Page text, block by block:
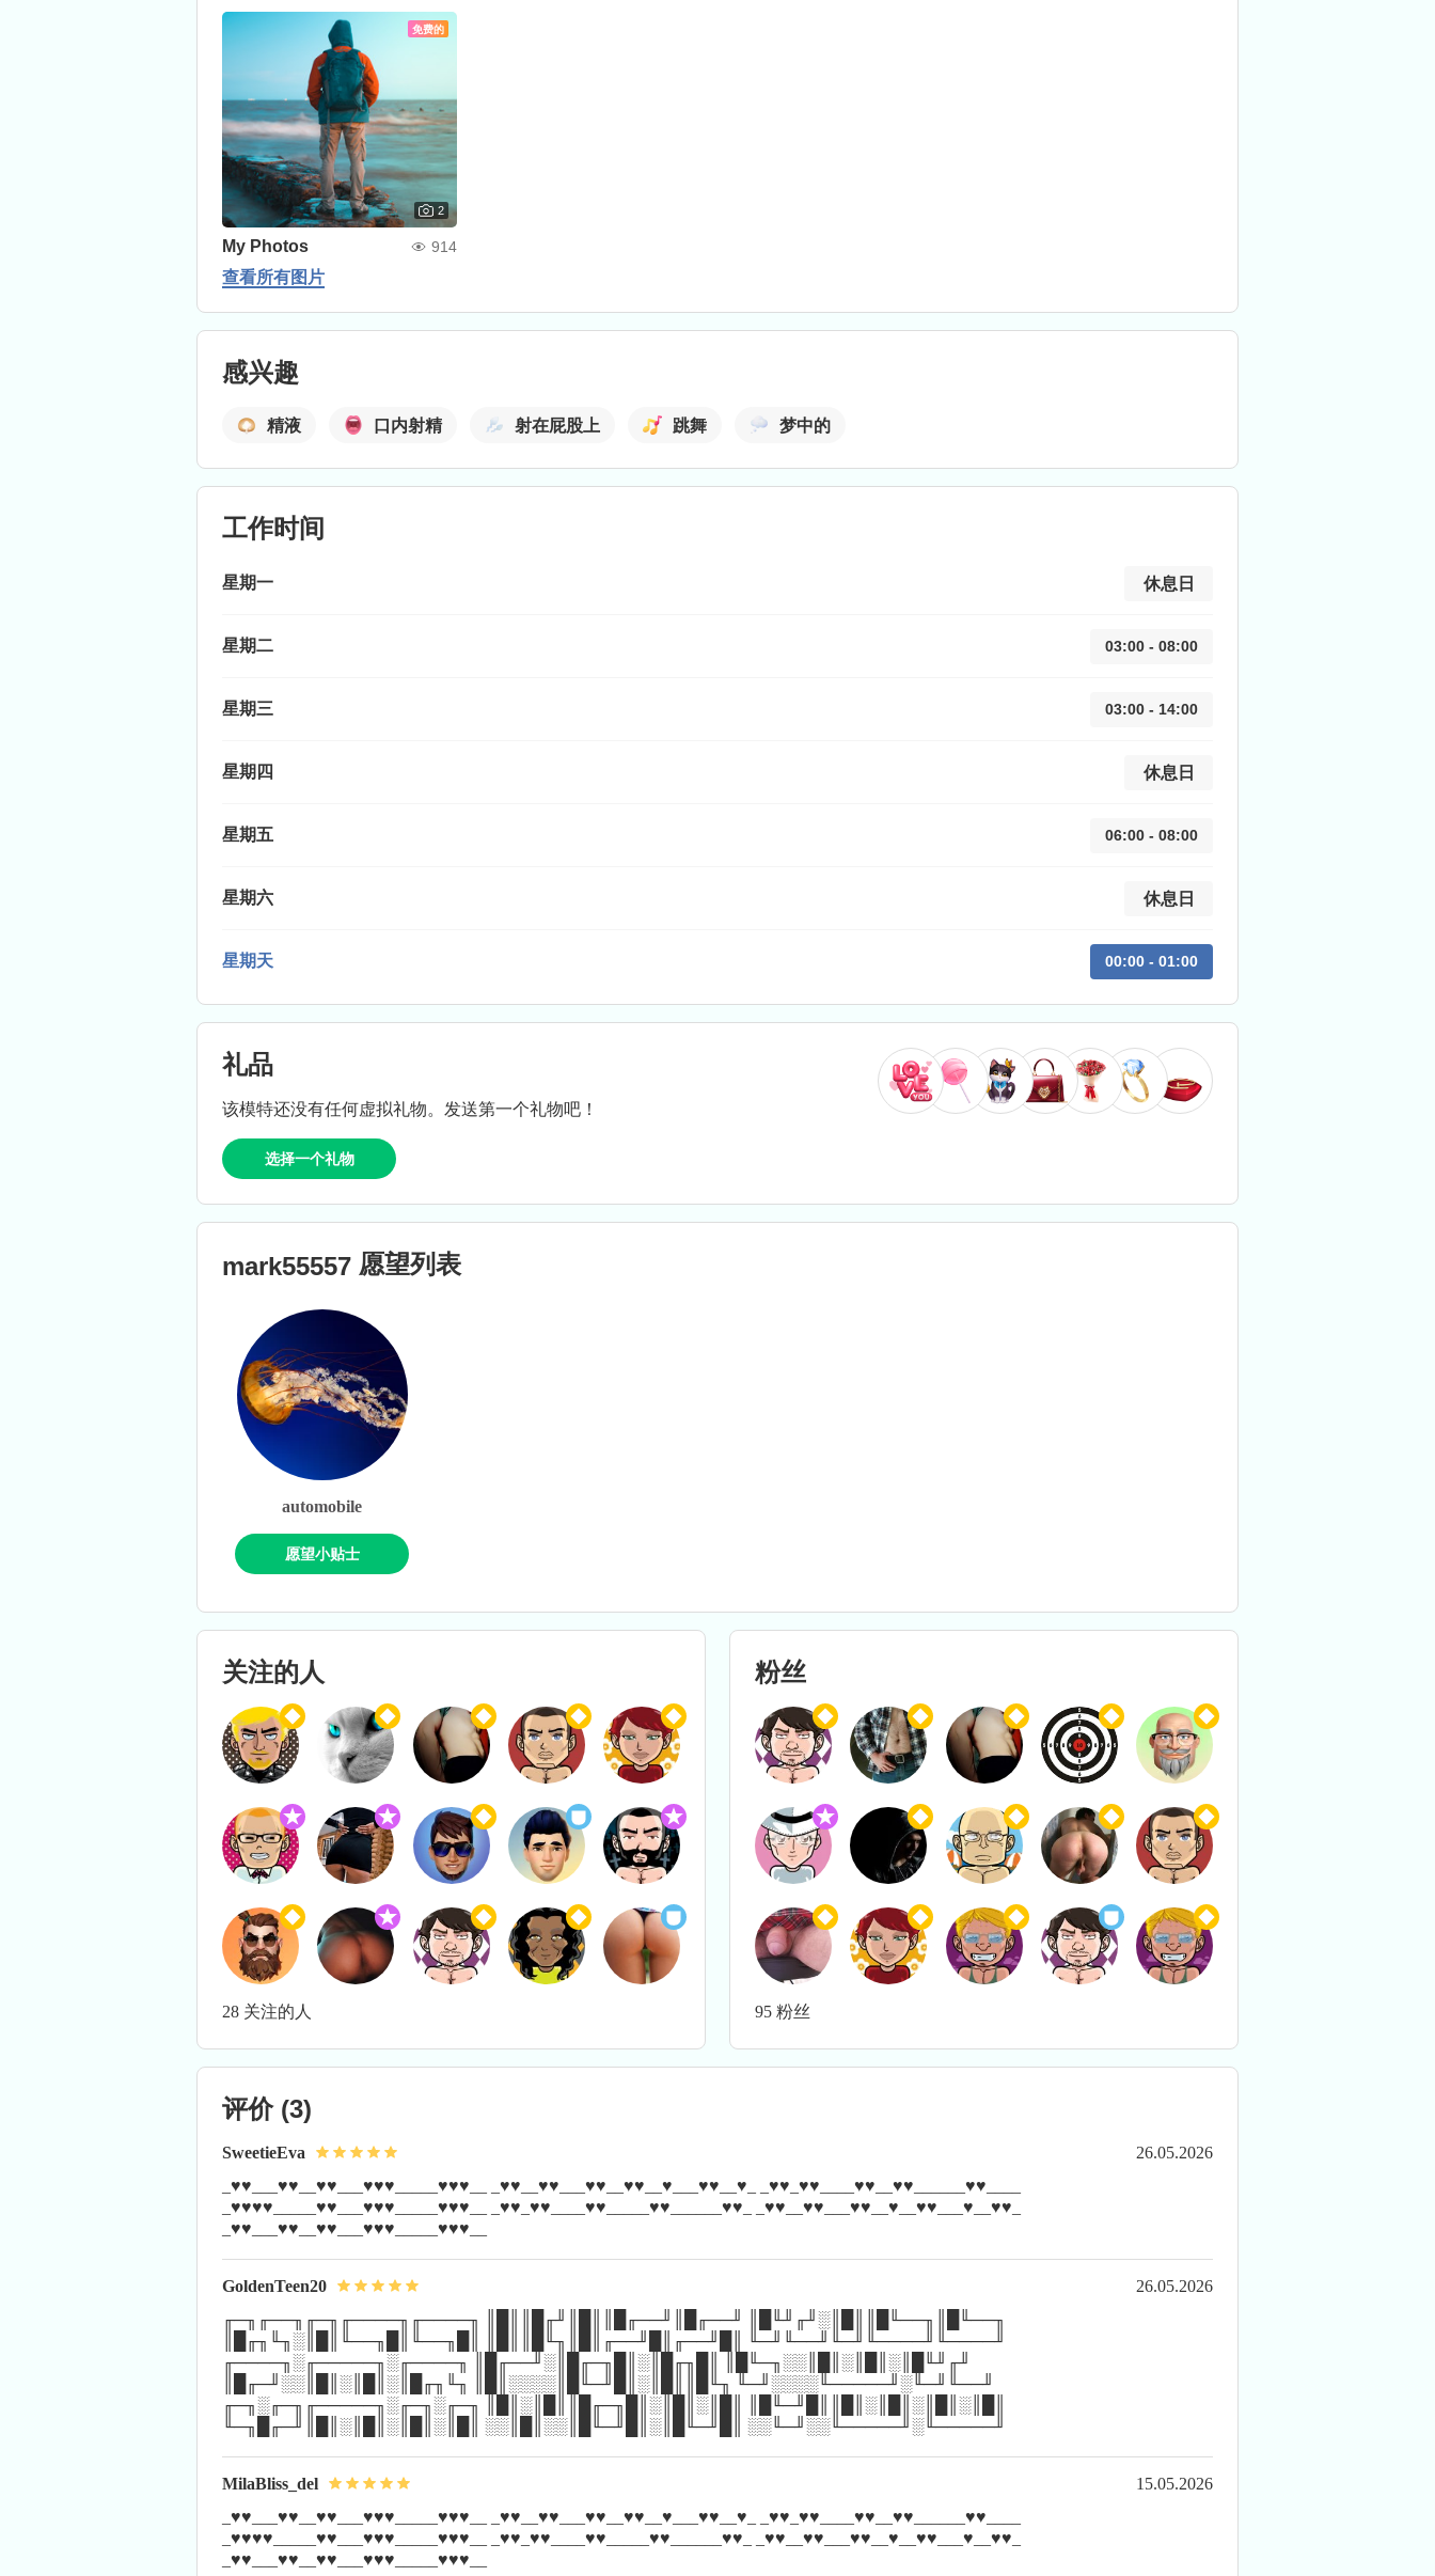
免费的
2
My Photos 914
查看所有图片
感兴趣
精液 口内射精 射在屁股上 跳舞 梦中的
工作时间
星期一 休息日
星期二 03:00 - 08:00
星期三 03:00 - 14:00
星期四 休息日
星期五 06:00 - 08:00
星期六 休息日
星期天 00:00 - 01:00
礼品
该模特还没有任何虚拟礼物。发送第一个礼物吧！
选择一个礼物
mark55557 愿望列表
automobile
愿望小贴士
关注的人
28 关注的人
粉丝
95 粉丝
评价 (3)
SweetieEva
26.05.2026
_♥♥___♥♥__♥♥___♥♥♥_____♥♥♥__ _♥♥__♥♥___♥♥__♥♥__♥___♥♥__♥_ _♥♥_♥♥____♥♥__♥♥______♥♥____
_♥♥♥♥_____♥♥___♥♥♥_____♥♥♥__ _♥♥_♥♥____♥♥_____♥♥______♥♥_ _♥♥__♥♥___♥♥__♥__♥♥___♥__♥♥_
_♥♥___♥♥__♥♥___♥♥♥_____♥♥♥__
GoldenTeen20
26.05.2026
╓─╖╓──╖╓─╖╓────╖╓────╖ ║█║║█╓╜║█║║█╓──╜║█╓──╜ ║█╙╜╓╜░║█║║█╙──╖║█╙──╖
║█╓╖╙╖░║█║╙──╖█║╙──╖█║ ║█║║█╙╖║█║╓──╜█║╓──╜█║ ╙─╜╙──╜╙─╜╙────╜╙────╜
╓────╖░╓─────╖░╓────╖ ║█╓──╜░║█╓─╖█║░║█╓╖█║ ║█╙─╖░░║█║░║█║░║█╙╜╓╜
║█╓─╜░░║█║░║█║░║█╓╖╙╖ ║█║░░░░║█╙─╜█║░║█║║█╙╖ ╙─╜░░░░╙─────╜░╙─╜╙──╜
╓─╖░╓─╖╓─────╖░╓─╖░╓─╖ ║█║░║█║║█╓─╖█║░║█║░║█║ ║█╙─╜█║║█║░║█║░║█║░║█║
╙─╖█╓─╜║█║░║█║░║█║░║█║ ░░║█║░░║█╙─╜█║░║█╙─╜█║ ░░╙─╜░░╙─────╜░╙─────╜
MilaBliss_del
15.05.2026
_♥♥___♥♥__♥♥___♥♥♥_____♥♥♥__ _♥♥__♥♥___♥♥__♥♥__♥___♥♥__♥_ _♥♥_♥♥____♥♥__♥♥______♥♥____
_♥♥♥♥_____♥♥___♥♥♥_____♥♥♥__ _♥♥_♥♥____♥♥_____♥♥______♥♥_ _♥♥__♥♥___♥♥__♥__♥♥___♥__♥♥_
_♥♥___♥♥__♥♥___♥♥♥_____♥♥♥__